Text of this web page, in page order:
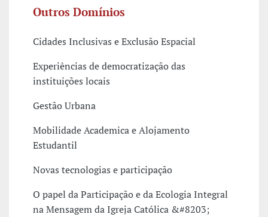
Outros Domínios
Cidades Inclusivas e Exclusão Espacial
Experiências de democratização das
instituições locais
Gestão Urbana
Mobilidade Academica e Alojamento
Estudantil
Novas tecnologias e participação
O papel da Participação e da Ecologia Integral
na Mensagem da Igreja Católica &#8203;